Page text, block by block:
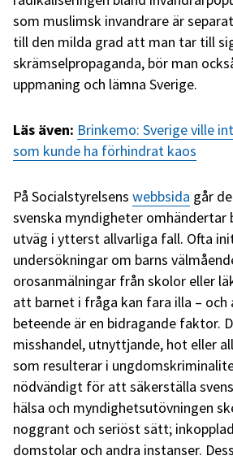
som muslimsk invandrare är
till den milda grad att man tar till
skrämselpropaganda, bör man
uppmaning och lämna Sverige.
Läs även: Brinkemo: Sverige ville
som kunde ha förhindrat kaos
På Socialstyrelsens webbsida går
svenska myndigheter omhändertar
utväg i ytterst allvarliga fall. Ofta
undersökningar om barns
orosanmälningar från skolor eller
att barnet i fråga kan fara illa –
beteende är en bidragande faktor.
misshandel, utnyttjande, hot eller
som resulterar i
nödvändigt för att säkerställa
hälsa och myndighetsutövningen
noggrant och seriöst sätt;
domstolar och andra instanser.